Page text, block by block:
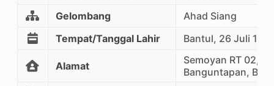
Gelombang
Ahad Siang
Tempat/Tanggal Lahir
Bantul, 26 Juli
Alamat
Semoyan RT 02,
Banguntapan,